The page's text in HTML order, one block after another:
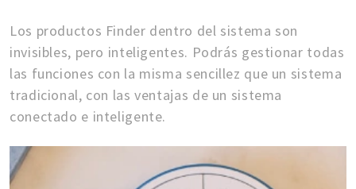
Los productos Finder dentro del sistema son
invisibles, pero inteligentes. Podrás gestionar todas
las funciones con la misma sencillez que un sistema
tradicional, con las ventajas de un sistema
conectado e inteligente.